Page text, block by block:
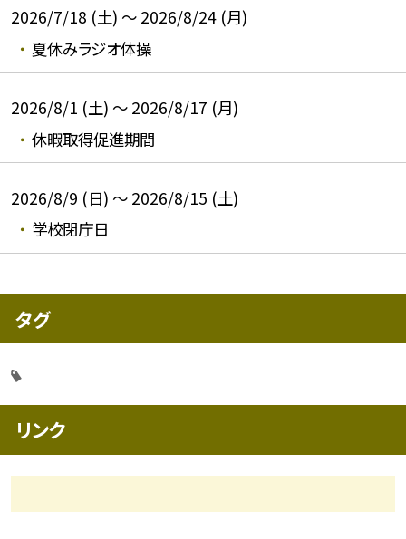
2026/7/18 (土) ～ 2026/8/24 (月)
夏休みラジオ体操
2026/8/1 (土) ～ 2026/8/17 (月)
休暇取得促進期間
2026/8/9 (日) ～ 2026/8/15 (土)
学校閉庁日
タグ
リンク